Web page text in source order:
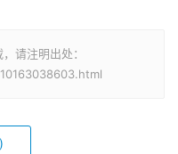
请注明出处：